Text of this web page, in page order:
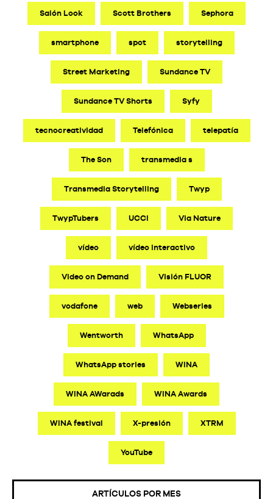
Salón Look Scott Brothers Sephora
smartphone spot storytelling
Street Marketing Sundance TV
Sundance TV Shorts Syfy
tecnocreatividad Telefónica telepatía
The Son transmedia s
Transmedia Storytelling Twyp
TwypTubers UCCI Via Nature
vídeo vídeo interactivo
Video on Demand Visión FLUOR
vodafone web Webseries
Wentworth WhatsApp
WhatsApp stories WINA
WINA AWarads WINA Awards
WINA festival X-presión XTRM
YouTube
ARTÍCULOS POR MES